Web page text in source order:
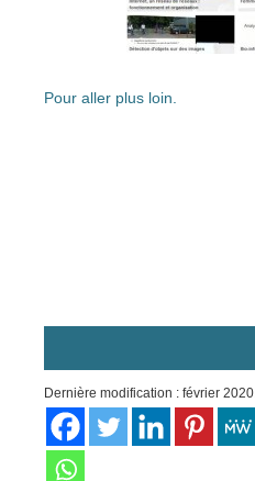
Pour aller plus loin.
Dernière modification : février 2020.